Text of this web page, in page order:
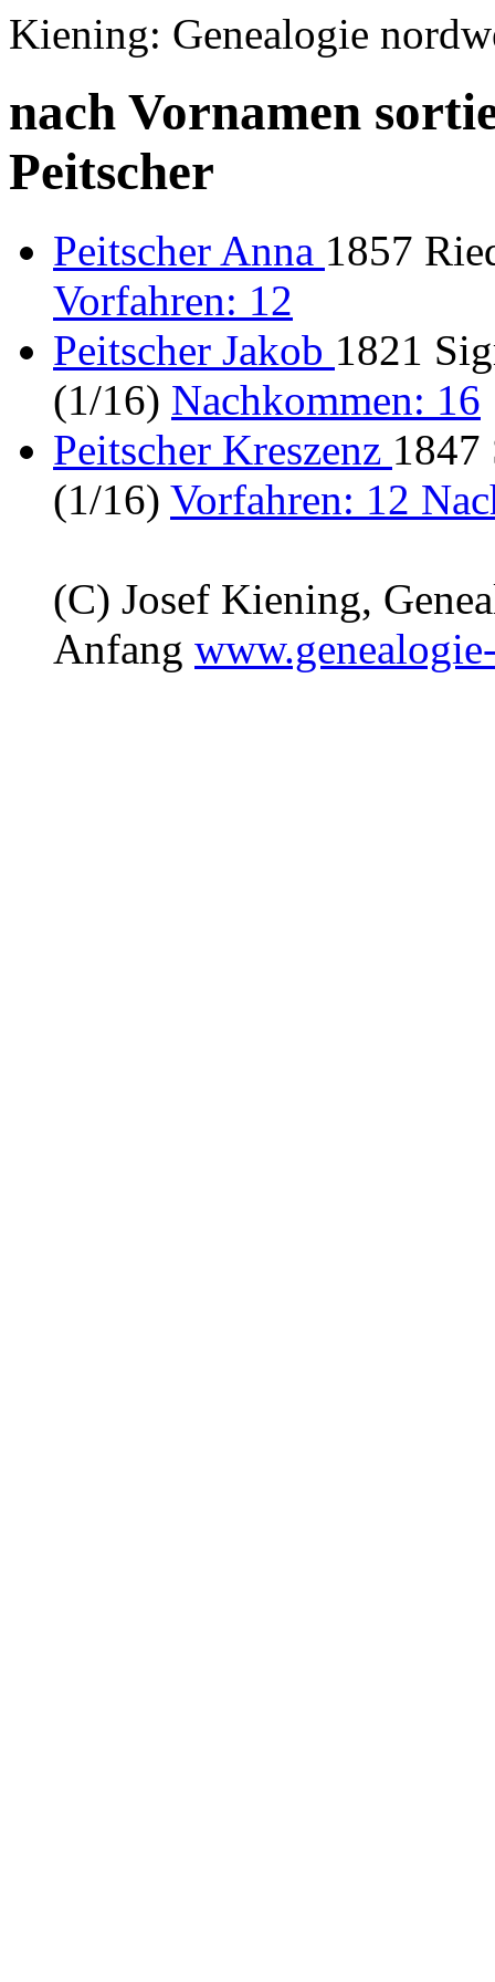
Kiening: Genealogie
nach Vornamen
Peitscher
Peitscher Anna 1857
Vorfahren: 12
Peitscher Jakob 1821
(1/16) Nachkommen: 16
Peitscher Kreszenz 1847
(1/16) Vorfahren: 12
(C) Josef Kiening,
Anfang